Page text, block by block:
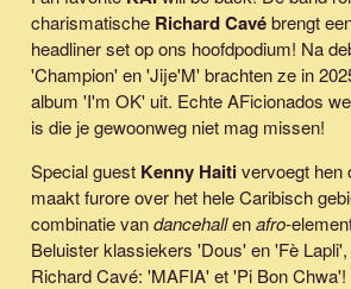
charismatische Richard Cavébrengt
headliner set op ons hoofdpodium! Na
'Champion' en 'Jije'M' brachten ze in
album 'I'm OK' uit. Echte AFicionados
is die je gewoonweg niet mag missen!
Special guest Kenny Haitivervoegt hen
maakt furore over het hele Caribisch
combinatie vandancehallenafro-
Beluister klassiekers 'Dous' en 'Fè Lapli
Richard Cavé: 'MAFIA' et 'Pi Bon Chwa'!